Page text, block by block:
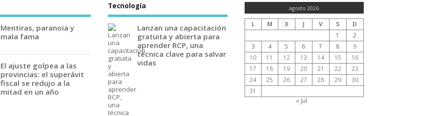
Mentiras, paranoia y
mala fama
El ajuste golpea a las
provincias: el superávit
fiscal se redujo a la
mitad en un año
Tecnología
Lanzan una capacitación
gratuita y abierta para
aprender RCP, una
técnica clave para salvar
vidas
agosto 2026
L M X J V S
D
1
2
3
4 5 6 7 8
9
10
11 12 13 14 15
16
17
18 19 20 21 22
23
24
25 26 27 28 29
30
31
« Jul